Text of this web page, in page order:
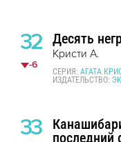
32 Десять
Кристи А.
СЕРИЯ: АГАТА
ИЗДАТЕЛЬСТВО:
-6
33
последний